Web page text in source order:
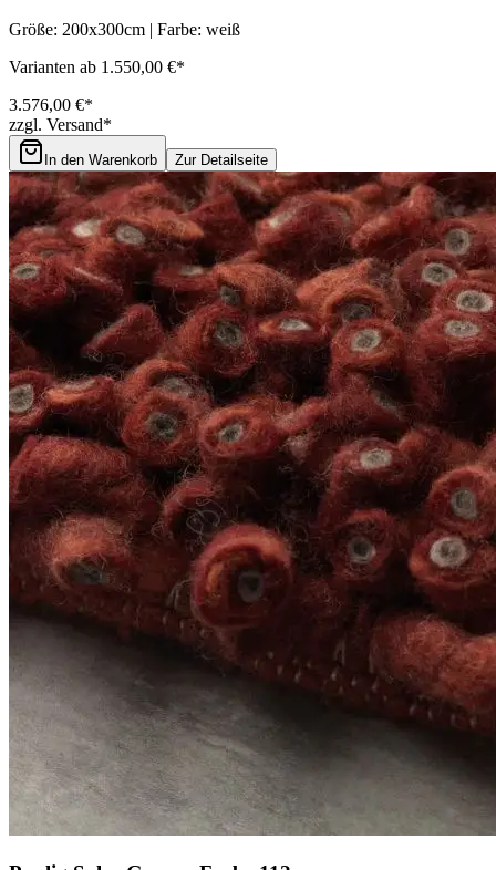
Größe: 200x300cm | Farbe: weiß
Varianten ab 1.550,00 €*
3.576,00 €*
zzgl. Versand*
In den Warenkorb Zur Detailseite